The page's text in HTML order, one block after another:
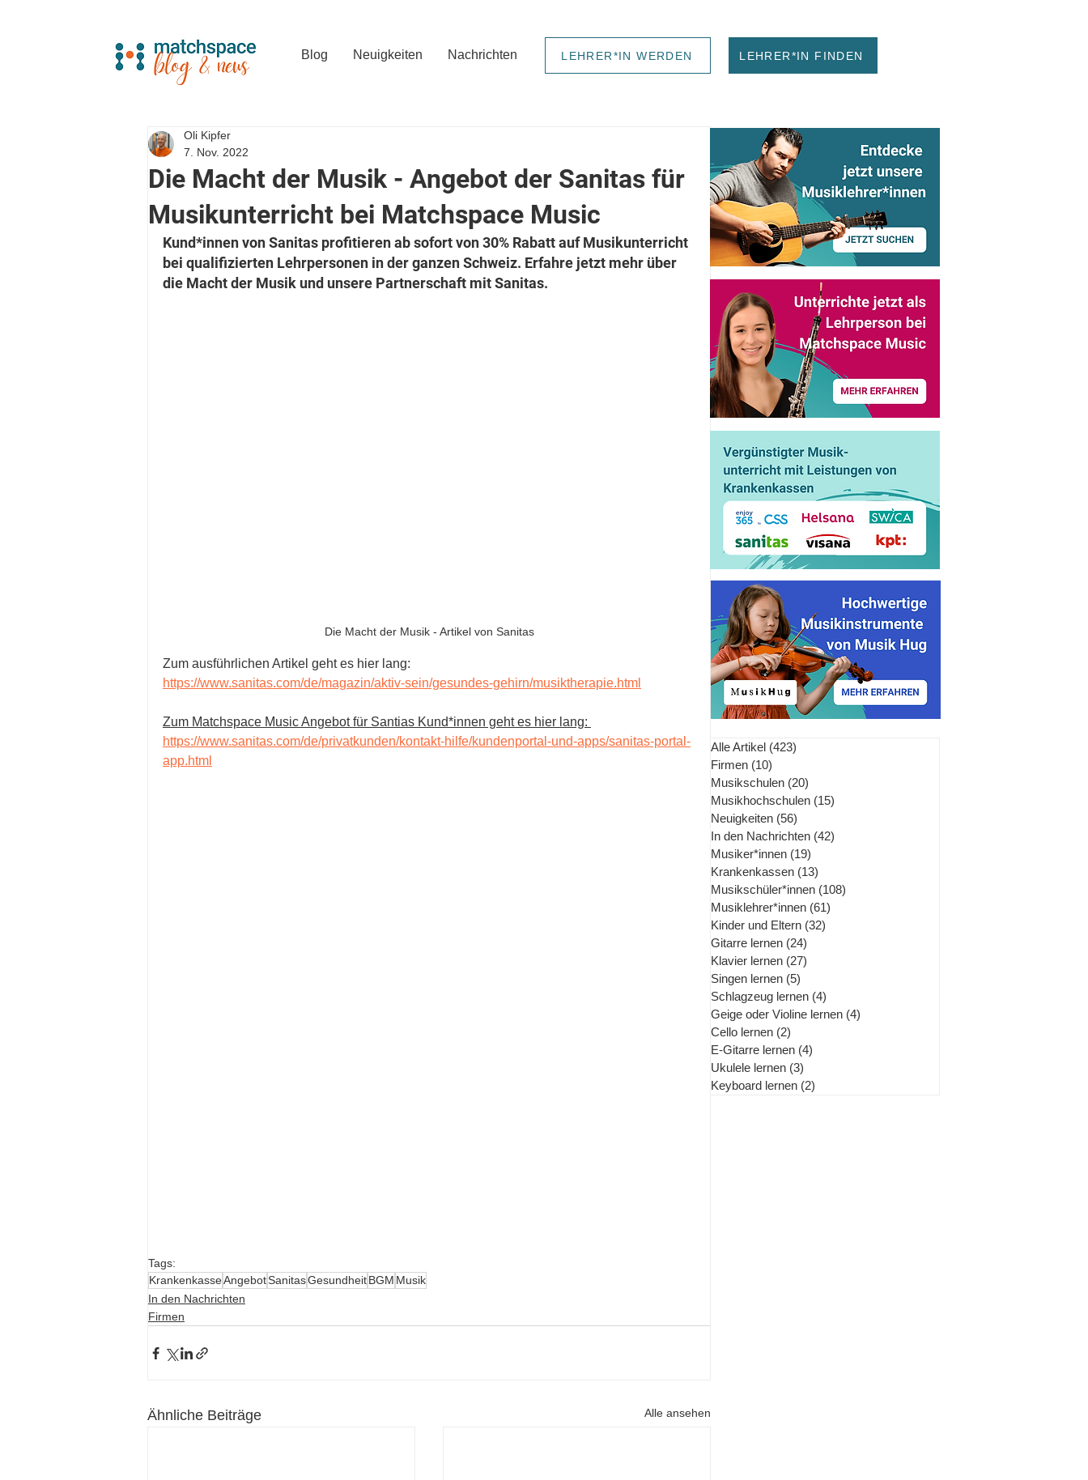
Blog Neuigkeiten Nachrichten LEHRER*IN WERDEN LEHRER*IN FINDEN
Die Macht der Musik - Angebot der Sanitas für
Musikunterricht bei Matchspace Music
Oli Kipfer
7. Nov. 2022
Kund*innen von Sanitas profitieren ab sofort von 30% Rabatt auf Musikunterricht
bei qualifizierten Lehrpersonen in der ganzen Schweiz. Erfahre jetzt mehr über
die Macht der Musik und unsere Partnerschaft mit Sanitas.
Die Macht der Musik - Artikel von Sanitas
Zum ausführlichen Artikel geht es hier lang:
https://www.sanitas.com/de/magazin/aktiv-sein/gesundes-gehirn/musiktherapie.html
Zum Matchspace Music Angebot für Santias Kund*innen geht es hier lang:
https://www.sanitas.com/de/privatkunden/kontakt-hilfe/kundenportal-und-apps/sanitas-portal-
app.html
Tags:
KrankenkasseAngebotSanitasGesundheitBGM Musik
In den Nachrichten
Firmen
Ähnliche Beiträge Alle ansehen
Alle Artikel (423)
Firmen (10)
Musikschulen (20)
Musikhochschulen (15)
Neuigkeiten (56)
In den Nachrichten (42)
Musiker*innen (19)
Krankenkassen (13)
Musikschüler*innen (108)
Musiklehrer*innen (61)
Kinder und Eltern (32)
Gitarre lernen (24)
Klavier lernen (27)
Singen lernen (5)
Schlagzeug lernen (4)
Geige oder Violine lernen (4)
Cello lernen (2)
E-Gitarre lernen (4)
Ukulele lernen (3)
Keyboard lernen (2)